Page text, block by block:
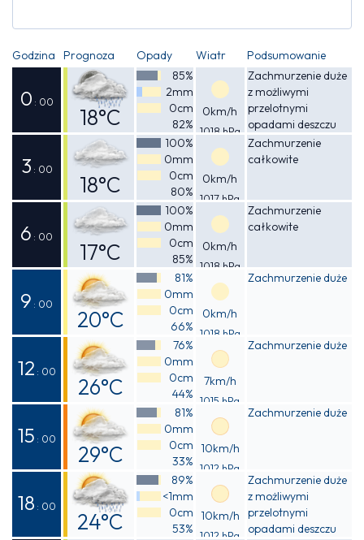
Godzina Prognoza Opady Wiatr Podsumowanie
0 : 00
18°C
Odczuwalna
18°C
85%
2mm
0cm
82%
0km/h
1018 hPa
Zachmurzenie duże
z możliwymi
przelotnymi
opadami deszczu
3 : 00
18°C
Odczuwalna
18°C
100%
0mm
0cm
80%
0km/h
1017 hPa
Zachmurzenie
całkowite
6 : 00
17°C
Odczuwalna
17°C
100%
0mm
0cm
85%
0km/h
1018 hPa
Zachmurzenie
całkowite
9 : 00
20°C
Odczuwalna
20°C
81%
0mm
0cm
66%
0km/h
1018 hPa
Zachmurzenie duże
12 : 00
26°C
Odczuwalna
26°C
76%
0mm
0cm
44%
7km/h
1015 hPa
Zachmurzenie duże
15 : 00
29°C
Odczuwalna
28°C
81%
0mm
0cm
33%
10km/h
1012 hPa
Zachmurzenie duże
18 : 00
24°C
89%
<1mm
0cm
53%
10km/h
1012 hPa
Zachmurzenie duże
z możliwymi
przelotnymi
opadami deszczu